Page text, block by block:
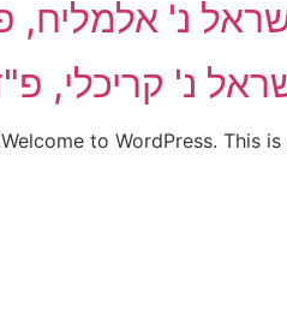
Welcome to WordPress. This